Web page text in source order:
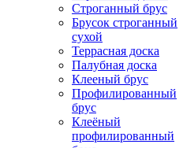
Строганный брус
Брусок строганный
сухой
Террасная доска
Палубная доска
Клееный брус
Профилированный
брус
Клеёный
профилированный